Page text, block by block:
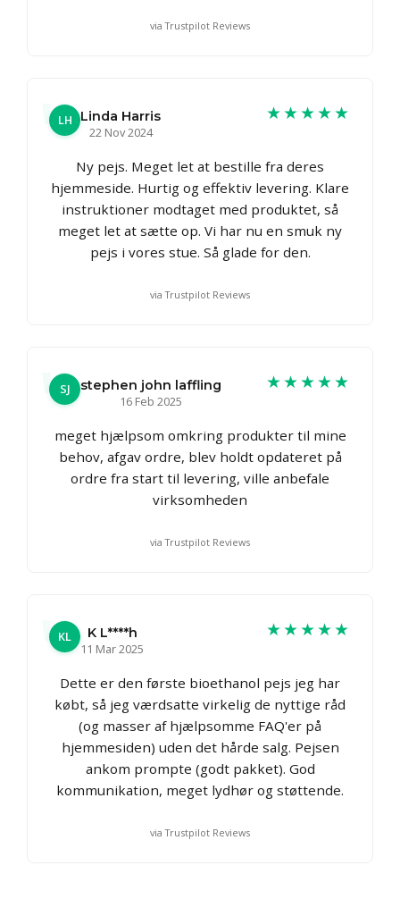
via Trustpilot Reviews
LH
Linda Harris
22 Nov 2024
★★★★★
Ny pejs. Meget let at bestille fra deres
hjemmeside. Hurtig og effektiv levering. Klare
instruktioner modtaget med produktet, så
meget let at sætte op. Vi har nu en smuk ny
pejs i vores stue. Så glade for den.
via Trustpilot Reviews
SJ
stephen john laffling
16 Feb 2025
★★★★★
meget hjælpsom omkring produkter til mine
behov, afgav ordre, blev holdt opdateret på
ordre fra start til levering, ville anbefale
virksomheden
via Trustpilot Reviews
KL
K L****h
11 Mar 2025
★★★★★
Dette er den første bioethanol pejs jeg har
købt, så jeg værdsatte virkelig de nyttige råd
(og masser af hjælpsomme FAQ'er på
hjemmesiden) uden det hårde salg. Pejsen
ankom prompte (godt pakket). God
kommunikation, meget lydhør og støttende.
via Trustpilot Reviews